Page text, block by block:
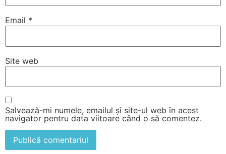
Email *
Site web
Salvează-mi numele, emailul și site-ul web în acest
navigator pentru data viitoare când o să comentez.